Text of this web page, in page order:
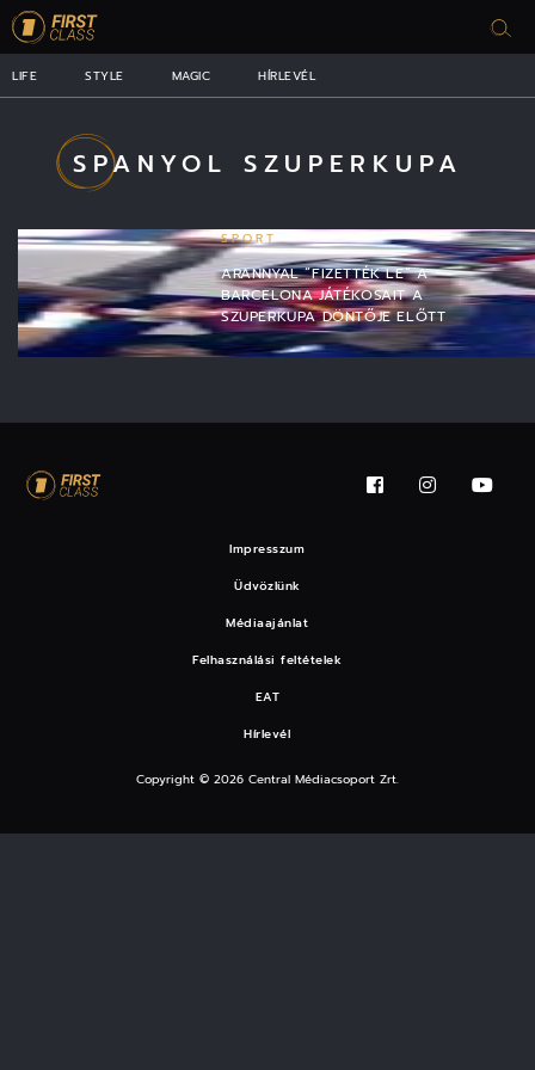
LIFE STYLE MAGIC HÍRLEVÉL
SPANYOL SZUPERKUPA
SPORT
ARANNYAL “FIZETTÉK LE” A
BARCELONA JÁTÉKOSAIT A
SZUPERKUPA DÖNTŐJE ELŐTT
Impresszum
Üdvözlünk
Médiaajánlat
Felhasználási feltételek
EAT
Hírlevél
Copyright © 2026 Central Médiacsoport Zrt.